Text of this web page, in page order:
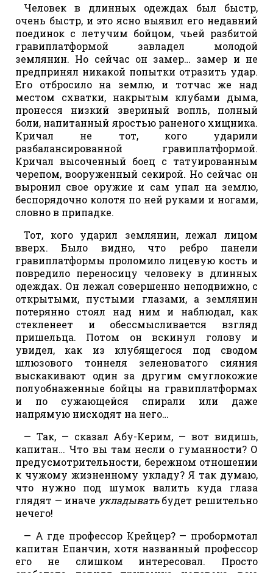
Человек в длинных одеждах был быстр,
очень быстр, и это ясно выявил его недавний
поединок с летучим бойцом, чьей разбитой
гравиплатформой завладел молодой
землянин. Но сейчас он замер… замер и не
предпринял никакой попытки отразить удар.
Его отбросило на землю, и тотчас же над
местом схватки, накрытым клубами дыма,
пронесся низкий звериный вопль, полный
боли, напитанный яростью раненого хищника.
Кричал не тот, кого ударили
разбалансированной гравиплатформой.
Кричал высоченный боец с татуированным
черепом, вооруженный секирой. Но сейчас он
выронил свое оружие и сам упал на землю,
беспорядочно колотя по ней руками и ногами,
словно в припадке.
Тот, кого ударил землянин, лежал лицом
вверх. Было видно, что ребро панели
гравиплатформы проломило лицевую кость и
повредило переносицу человеку в длинных
одеждах. Он лежал совершенно неподвижно, с
открытыми, пустыми глазами, а землянин
потерянно стоял над ним и наблюдал, как
стекленеет и обессмысливается взгляд
пришельца. Потом он вскинул голову и
увидел, как из клубящегося под сводом
шлюзового тоннеля зеленоватого сияния
выскакивают один за другим смуглокожие
полуобнаженные бойцы на гравиплатформах
и по сужающейся спирали или даже
напрямую нисходят на него…
— Так, — сказал Абу-Керим, — вот видишь,
капитан… Что вы там несли о гуманности? О
предусмотрительности, бережном отношении
к чужому жизненному укладу? Я так думаю,
что нужно под шумок валить куда глаза
глядят — иначе укладыватьбудет решительно
нечего!
— А где профессор Крейцер? — пробормотал
капитан Епанчин, хотя названный профессор
его не слишком интересовал. Просто